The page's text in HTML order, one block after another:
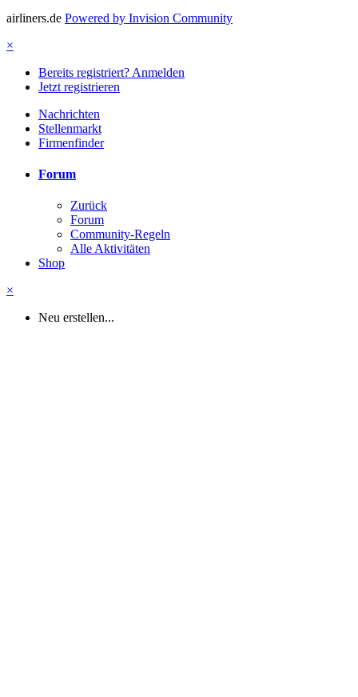
airliners.de Powered by Invision Community
×
Bereits registriert? Anmelden
Jetzt registrieren
Nachrichten
Stellenmarkt
Firmenfinder
Forum
Zurück
Forum
Community-Regeln
Alle Aktivitäten
Shop
×
Neu erstellen...